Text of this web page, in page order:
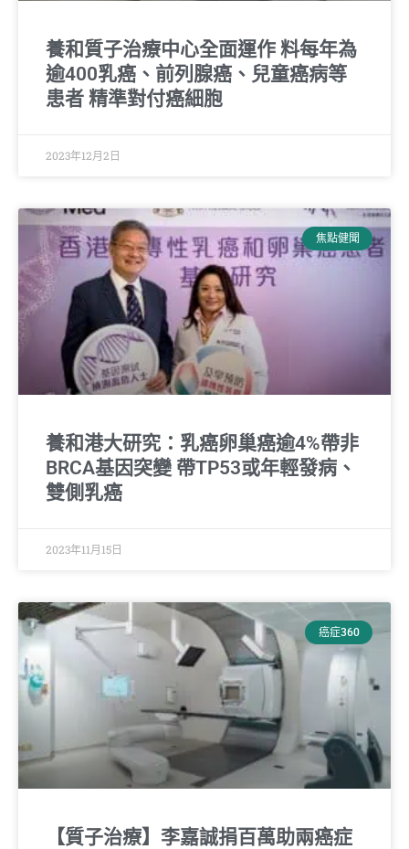
養和質子治療中心全面運作 料每年為
逾400乳癌、前列腺癌、兒童癌病等
患者 精準對付癌細胞
2023年12月2日
焦點健聞
養和港大研究：乳癌卵巢癌逾4%帶非
BRCA基因突變 帶TP53或年輕發病、
雙側乳癌
2023年11月15日
癌症360
【質子治療】李嘉誠捐百萬助兩癌症